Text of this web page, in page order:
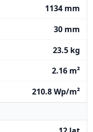
1134 mm
30 mm
23.5 kg
2.16 m²
210.8 Wp/m²